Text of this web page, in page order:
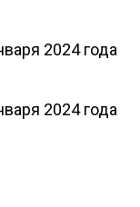
2024 года
2024 года